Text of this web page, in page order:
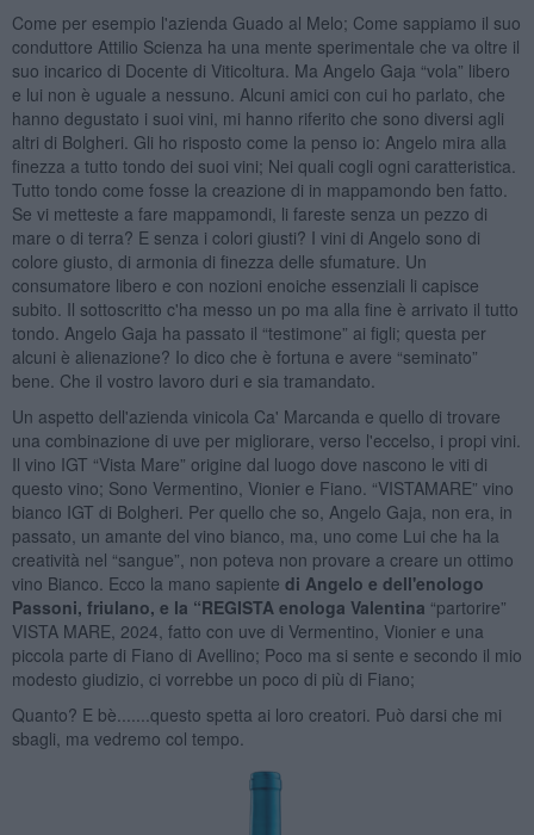
Come per esempio l'azienda Guado al Melo; Come sappiamo il suo
conduttore Attilio Scienza ha una mente sperimentale che va oltre il
suo incarico di Docente di Viticoltura. Ma Angelo Gaja “vola” libero
e lui non è uguale a nessuno. Alcuni amici con cui ho parlato, che
hanno degustato i suoi vini, mi hanno riferito che sono diversi agli
altri di Bolgheri. Gli ho risposto come la penso io: Angelo mira alla
finezza a tutto tondo dei suoi vini; Nei quali cogli ogni caratteristica.
Tutto tondo come fosse la creazione di in mappamondo ben fatto.
Se vi metteste a fare mappamondi, li fareste senza un pezzo di
mare o di terra? E senza i colori giusti? I vini di Angelo sono di
colore giusto, di armonia di finezza delle sfumature. Un
consumatore libero e con nozioni enoiche essenziali li capisce
subito. Il sottoscritto c'ha messo un po ma alla fine è arrivato il tutto
tondo. Angelo Gaja ha passato il “testimone” ai figli; questa per
alcuni è alienazione? Io dico che è fortuna e avere “seminato”
bene. Che il vostro lavoro duri e sia tramandato.
Un aspetto dell'azienda vinicola Ca' Marcanda e quello di trovare
una combinazione di uve per migliorare, verso l'eccelso, i propi vini.
Il vino IGT “Vista Mare” origine dal luogo dove nascono le viti di
questo vino; Sono Vermentino, Vionier e Fiano. “VISTAMARE” vino
bianco IGT di Bolgheri. Per quello che so, Angelo Gaja, non era, in
passato, un amante del vino bianco, ma, uno come Lui che ha la
creatività nel “sangue”, non poteva non provare a creare un ottimo
vino Bianco. Ecco la mano sapiente di Angelo e dell'enologo
Passoni, friulano, e la “REGISTA enologa Valentina “partorire”
VISTA MARE, 2024, fatto con uve di Vermentino, Vionier e una
piccola parte di Fiano di Avellino; Poco ma si sente e secondo il mio
modesto giudizio, ci vorrebbe un poco di più di Fiano;
Quanto? E bè.......questo spetta ai loro creatori. Può darsi che mi
sbagli, ma vedremo col tempo.